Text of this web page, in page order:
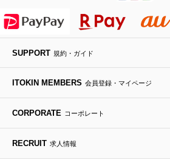
レッグウェア
時計
その他のグッズ・小物
SUPPORT 規約・ガイド
ITOKIN MEMBERS 会員登録・マイページ
CORPORATE コーポレート
RECRUIT 求人情報